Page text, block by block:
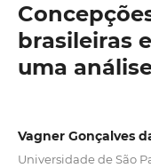
brasileiras
uma
Vagner Gonçalves
Universidade de São